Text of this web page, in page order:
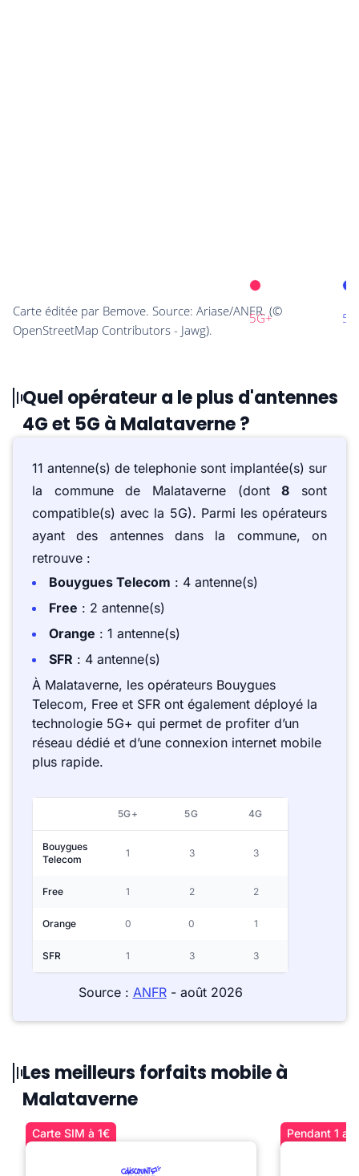
Quel opérateur a le plus d'antennes
4G et 5G à Malataverne ?
11 antenne(s) de telephonie sont implantée(s) sur
la commune de Malataverne (dont8 sont
compatible(s) avec la 5G). Parmi les opérateurs
ayant des antennes dans la commune, on
retrouve :
Bouygues Telecom : 4 antenne(s)
Free : 2 antenne(s)
Orange : 1 antenne(s)
SFR : 4 antenne(s)
À Malataverne, les opérateurs Bouygues
Telecom, Free et SFR ont également déployé la
technologie 5G+ qui permet de profiter d’un
réseau dédié et d’une connexion internet mobile
plus rapide.
5G+ 5G 4G
Bouygues
Telecom
1 3 3
Free 1 2 2
Orange 0 0 1
SFR 1 3 3
Source : ANFR- août 2026
Les meilleurs forfaits mobile à
Malataverne
Carte SIM à 1€ Pendant 1